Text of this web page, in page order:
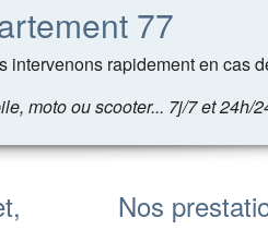
77
rapidement en cas
moto ou scooter... 7j/7 et 24h/
Nos